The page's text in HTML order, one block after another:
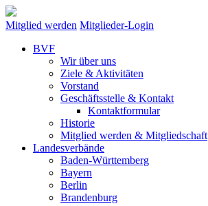
Mitglied werden Mitglieder-Login
BVF
Wir über uns
Ziele & Aktivitäten
Vorstand
Geschäftsstelle & Kontakt
Kontaktformular
Historie
Mitglied werden & Mitgliedschaft
Landesverbände
Baden-Württemberg
Bayern
Berlin
Brandenburg